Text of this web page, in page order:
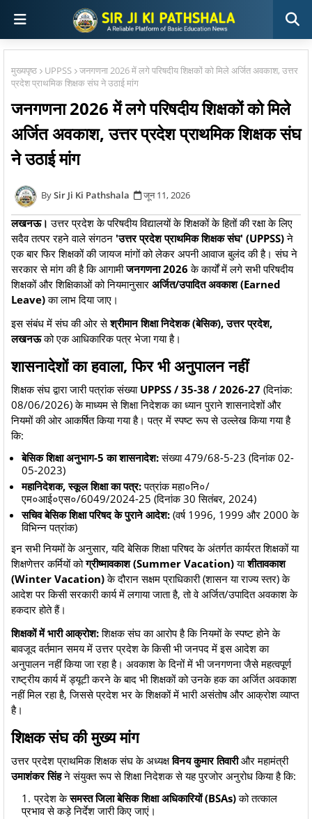
मुख्यपृष्ठ UPPSS
जनगणना 2026 में लगे परिषदीय शिक्षकों को मिले अर्जित अवकाश, उत्तर
प्रदेश प्राथमिक शिक्षक संघ ने उठाई मांग
जनगणना 2026 में लगे परिषदीय शिक्षकों को मिले
अर्जित अवकाश, उत्तर प्रदेश प्राथमिक शिक्षक संघ
ने उठाई मांग
Sir Ji Ki Pathshala जून 11, 2026
लखनऊ।उत्तर प्रदेश के परिषदीय विद्यालयों के शिक्षकों के हितों की रक्षा के लिए
सदैव तत्पर रहने वाले संगठन 'उत्तर प्रदेश प्राथमिक शिक्षक संघ' (UPPSS)ने
एक बार फिर शिक्षकों की जायज मांगों को लेकर अपनी आवाज बुलंद की है। संघ ने
सरकार से मांग की है कि आगामीजनगणना 2026 के कार्यों में लगे सभी परिषदीय
शिक्षकों और शिक्षिकाओं को नियमानुसार अर्जित/उपादित अवकाश (Earned
Leave)का लाभ दिया जाए।
​इस संबंध में संघ की ओर सेश्रीमान शिक्षा निदेशक (बेसिक), उत्तर प्रदेश,
लखनऊको एक आधिकारिक पत्र भेजा गया है।
​शासनादेशों का हवाला, फिर भी अनुपालन नहीं
​शिक्षक संघ द्वारा जारी पत्रांक संख्या UPPSS / 35-38 / 2026-27 (दिनांक:
08/06/2026) के माध्यम से शिक्षा निदेशक का ध्यान पुराने शासनादेशों और
नियमों की ओर आकर्षित किया गया है। पत्र में स्पष्ट रूप से उल्लेख किया गया है
कि:
बेसिक शिक्षा अनुभाग-5 का शासनादेश:संख्या 479/68-5-23 (दिनांक 02-
05-2023)
महानिदेशक, स्कूल शिक्षा का पत्र:पत्रांक महा०नि०/
एम०आई०एस०/6049/2024-25 (दिनांक 30 सितंबर, 2024)
सचिव बेसिक शिक्षा परिषद के पुराने आदेश: (वर्ष 1996, 1999 और 2000 के
विभिन्न पत्रांक)
​इन सभी नियमों के अनुसार, यदि बेसिक शिक्षा परिषद के अंतर्गत कार्यरत शिक्षकों या
शिक्षणेत्तर कर्मियों कोग्रीष्मावकाश (Summer Vacation)याशीतावकाश
(Winter Vacation)के दौरान सक्षम प्राधिकारी (शासन या राज्य स्तर) के
आदेश पर किसी सरकारी कार्य में लगाया जाता है, तो वे अर्जित/उपादित अवकाश के
हकदार होते हैं।
शिक्षकों में भारी आक्रोश:शिक्षक संघ का आरोप है कि नियमों के स्पष्ट होने के
बावजूद वर्तमान समय में उत्तर प्रदेश के किसी भी जनपद में इस आदेश का
अनुपालन नहीं किया जा रहा है। अवकाश के दिनों में भी जनगणना जैसे महत्वपूर्ण
राष्ट्रीय कार्य में ड्यूटी करने के बाद भी शिक्षकों को उनके हक का अर्जित अवकाश
नहीं मिल रहा है, जिससे प्रदेश भर के शिक्षकों में भारी असंतोष और आक्रोश व्याप्त
है।
​शिक्षक संघ की मुख्य मांग
​उत्तर प्रदेश प्राथमिक शिक्षक संघ के अध्यक्षविनय कुमार तिवारीऔर महामंत्री
उमाशंकर सिंहने संयुक्त रूप से शिक्षा निदेशक से यह पुरजोर अनुरोध किया है कि:
​प्रदेश केसमस्त जिला बेसिक शिक्षा अधिकारियों (BSAs)को तत्काल
प्रभाव से कड़े निर्देश जारी किए जाएं।